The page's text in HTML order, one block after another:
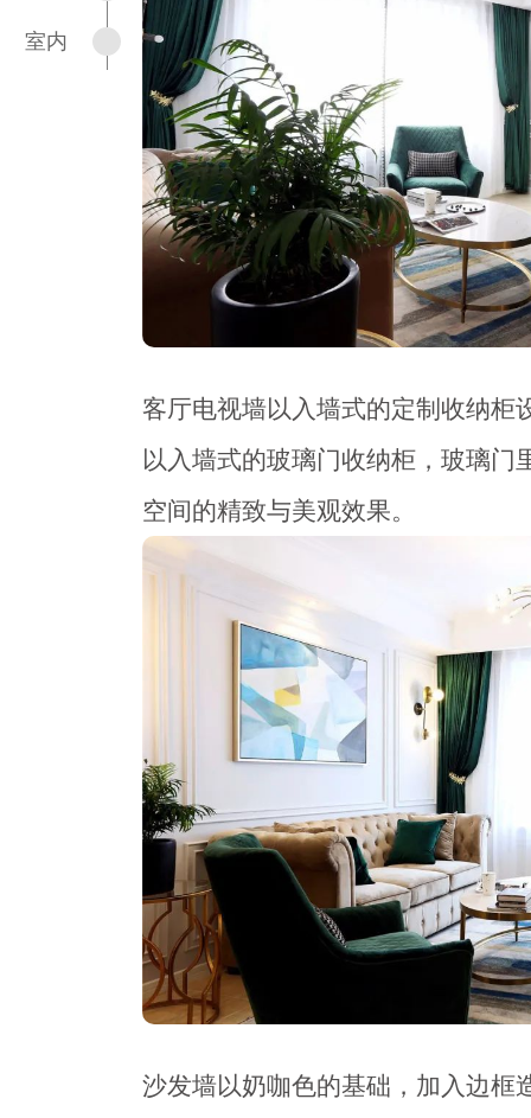
室内
客厅电视墙以入墙式的定制收纳柜
以入墙式的玻璃门收纳柜，玻璃门
空间的精致与美观效果。
沙发墙以奶咖色的基础，加入边框